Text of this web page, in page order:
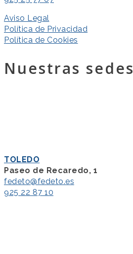
Aviso Legal
Política de Privacidad
Política de Cookies
Nuestras sedes
TOLEDO
Paseo de Recaredo, 1
fedeto@fedeto.es
925 22 87 10